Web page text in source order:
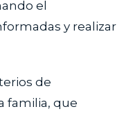
el
y realizar
de
familia, que